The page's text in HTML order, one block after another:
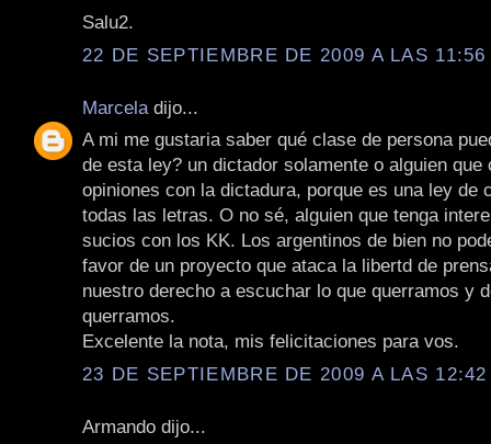
Salu2.
22 DE SEPTIEMBRE DE 2009 A LAS 11:56
Marcela dijo...
A mi me gustaria saber qué clase de persona
de esta ley? un dictador solamente o alguien que
opiniones con la dictadura, porque es una ley de
todas las letras. O no sé, alguien que tenga
sucios con los KK. Los argentinos de bien no
favor de un proyecto que ataca la libertd de
nuestro derecho a escuchar lo que querramos y
querramos.
Excelente la nota, mis felicitaciones para vos.
23 DE SEPTIEMBRE DE 2009 A LAS 12:42
Armando dijo...